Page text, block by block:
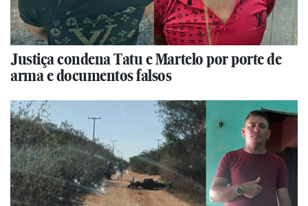
Justiça condena Tatu e Martelo por porte de
arma e documentos falsos